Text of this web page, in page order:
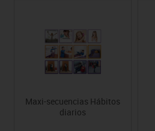
Maxi-secuencias Hábitos
diarios